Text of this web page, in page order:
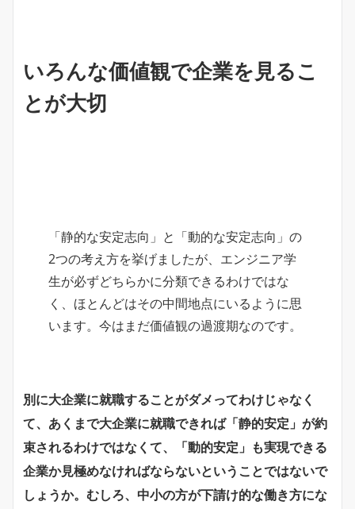
いろんな価値観で企業を見るこ
とが大切
「静的な安定志向」と「動的な安定志向」の
2つの考え方を挙げましたが、エンジニア学
生が必ずどちらかに分類できるわけではな
く、ほとんどはその中間地点にいるように思
います。今はまだ価値観の過渡期なのです。
別に大企業に就職することがダメってわけじゃなく
て、あくまで大企業に就職できれば「静的安定」が約
束されるわけではなくて、「動的安定」も実現できる
企業か見極めなければならないということではないで
しょうか。むしろ、中小の方が下請け的な働き方にな